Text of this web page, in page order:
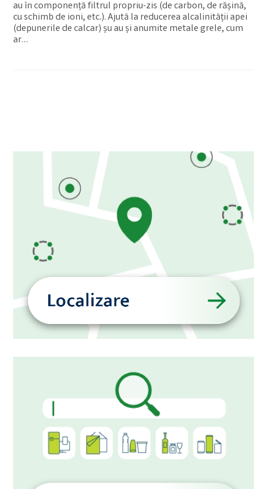
au în componență filtrul propriu-zis (de carbon, de rășină,
cu schimb de ioni, etc.). Ajută la reducerea alcalinității apei
(depunerile de calcar) șu au și anumite metale grele, cum
ar…